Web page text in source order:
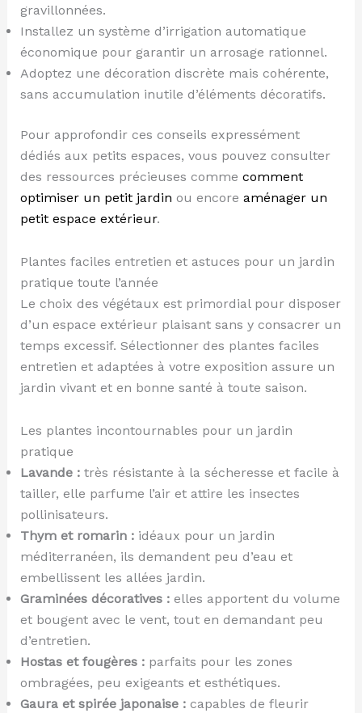
gravillonnées.
Installez un système d’irrigation automatique
économique pour garantir un arrosage rationnel.
Adoptez une décoration discrète mais cohérente,
sans accumulation inutile d’éléments décoratifs.
Pour approfondir ces conseils expressément
dédiés aux petits espaces, vous pouvez consulter
des ressources précieuses comme comment
optimiser un petit jardin ou encore aménager un
petit espace extérieur.
Plantes faciles entretien et astuces pour un jardin
pratique toute l’année
Le choix des végétaux est primordial pour disposer
d’un espace extérieur plaisant sans y consacrer un
temps excessif. Sélectionner des plantes faciles
entretien et adaptées à votre exposition assure un
jardin vivant et en bonne santé à toute saison.
Les plantes incontournables pour un jardin
pratique
Lavande :très résistante à la sécheresse et facile à
tailler, elle parfume l’air et attire les insectes
pollinisateurs.
Thym et romarin :idéaux pour un jardin
méditerranéen, ils demandent peu d’eau et
embellissent les allées jardin.
Graminées décoratives :elles apportent du volume
et bougent avec le vent, tout en demandant peu
d’entretien.
Hostas et fougères :parfaits pour les zones
ombragées, peu exigeants et esthétiques.
Gaura et spirée japonaise :capables de fleurir